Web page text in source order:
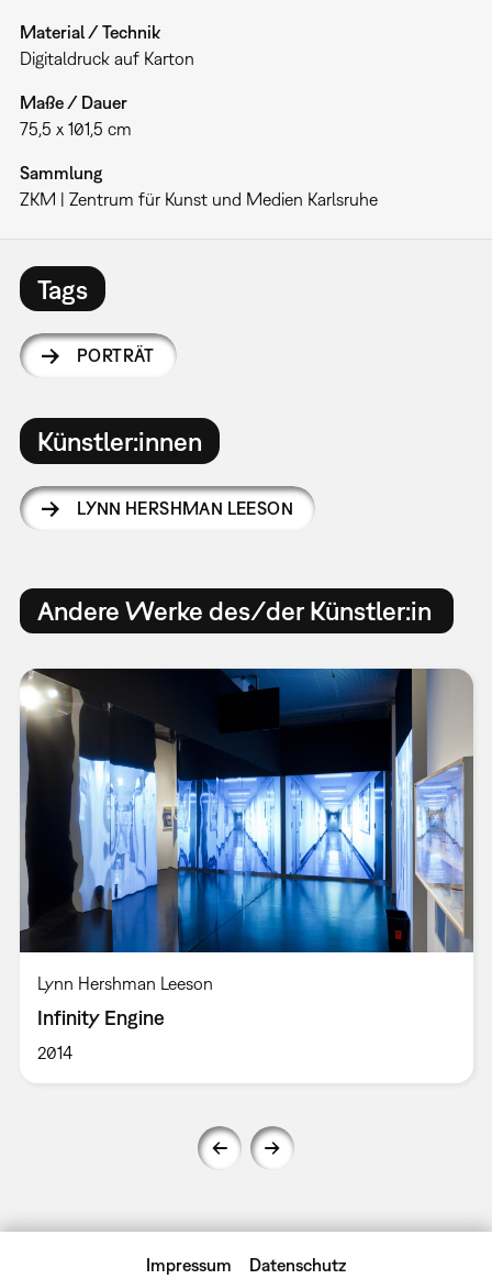
Material / Technik
Digitaldruck auf Karton
Maße / Dauer
75,5 x 101,5 cm
Sammlung
ZKM | Zentrum für Kunst und Medien Karlsruhe
Tags
PORTRÄT
Künstler:innen
LYNN HERSHMAN LEESON
Andere Werke des/der Künstler:in
Lynn Hershman Leeson
Infinity Engine
2014
Impressum Datenschutz